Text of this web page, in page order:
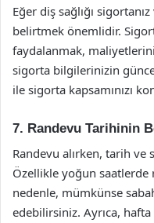
Eğer diş sağlığı
belirtmek önemlidir.
faydalanmak,
sigorta bilgilerinizin
ile sigorta kapsamınızı
7. Randevu Tarihinin
Randevu alırken, tarih
Özellikle yoğun
nedenle, mümkünse
edebilirsiniz. Ayrıca,